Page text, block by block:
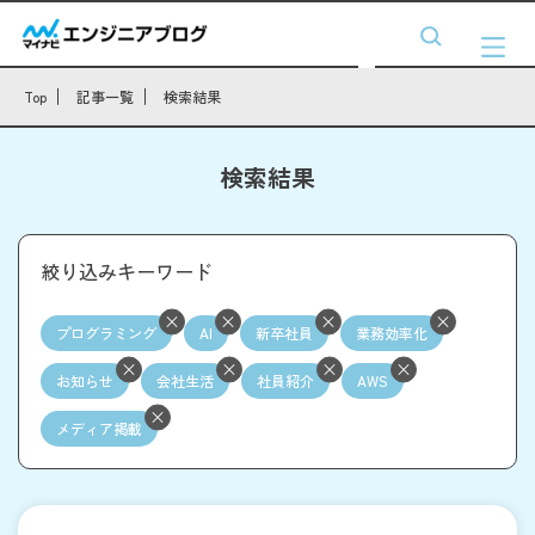
Top 記事一覧 検索結果
検索結果
絞り込みキーワード
プログラミング AI 新卒社員 業務効率化
お知らせ 会社生活 社員紹介 AWS
メディア掲載